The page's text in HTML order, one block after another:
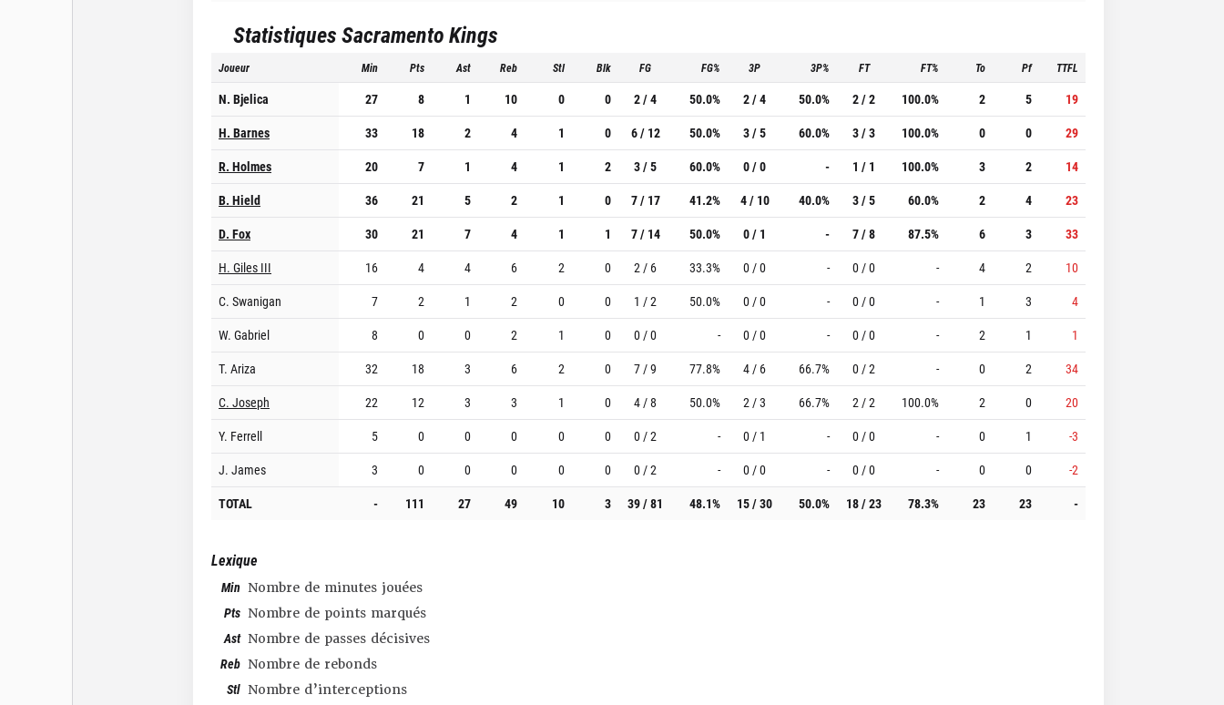
StatistiquesSacramento Kings
Joueur Min Pts Ast Reb Stl Blk FG FG% 3P 3P% FT FT% To Pf TTFL
N. Bjelica 27 8 1 10 0 0 2 / 4 50.0% 2 / 4 50.0% 2 / 2 100.0% 2 5
19
H. Barnes
33 18 2 4 1 0 6 / 12 50.0% 3 / 5 60.0% 3 / 3 100.0% 0 0
29
R. Holmes
20 7 1 4 1 2 3 / 5 60.0% 0 / 0 - 1 / 1 100.0% 3 2
14
B. Hield
36 21 5 2 1 0 7 / 17 41.2% 4 / 10 40.0% 3 / 5 60.0% 2 4
23
D. Fox
30 21 7 4 1 1 7 / 14 50.0% 0 / 1 - 7 / 8 87.5% 6 3
33
H. Giles III
16 4 4 6 2 0 2 / 6 33.3% 0 / 0 - 0 / 0 - 4 2
10
C. Swanigan
7 2 1 2 0 0 1 / 2 50.0% 0 / 0 - 0 / 0 - 1 3
4
W. Gabriel
8 0 0 2 1 0 0 / 0 - 0 / 0 - 0 / 0 - 2 1
1
T. Ariza
32 18 3 6 2 0 7 / 9 77.8% 4 / 6 66.7% 0 / 2 - 0 2
34
C. Joseph
22 12 3 3 1 0 4 / 8 50.0% 2 / 3 66.7% 2 / 2 100.0% 2 0
20
Y. Ferrell
5 0 0 0 0 0 0 / 2 - 0 / 1 - 0 / 0 - 0 1
-3
J. James
3 0 0 0 0 0 0 / 2 - 0 / 0 - 0 / 0 - 0 0
-2
TOTAL
- 111 27 49 10 3 39 / 81 48.1% 15 / 30 50.0% 18 / 23 78.3% 23 23 -
Lexique
Min Nombre de minutes jouées
Pts Nombre de points marqués
Ast Nombre de passes décisives
Reb Nombre de rebonds
Stl Nombre d’interceptions